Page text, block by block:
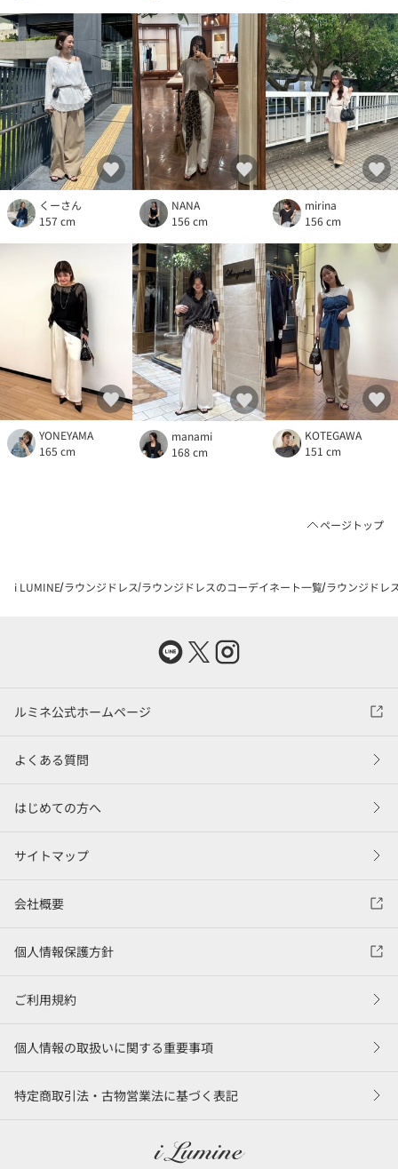
くーさん
157 cm
NANA
156 cm
mirina
156 cm
YONEYAMA
165 cm
manami
168 cm
KOTEGAWA
151 cm
ページトップ
i LUMINE ラウンジドレス ラウンジドレスのコーデイネート一覧 ラウンジドレ
ルミネ公式ホームページ
よくある質問
はじめての方へ
サイトマップ
会社概要
個人情報保護方針
ご利用規約
個人情報の取扱いに関する重要事項
特定商取引法・古物営業法に基づく表記